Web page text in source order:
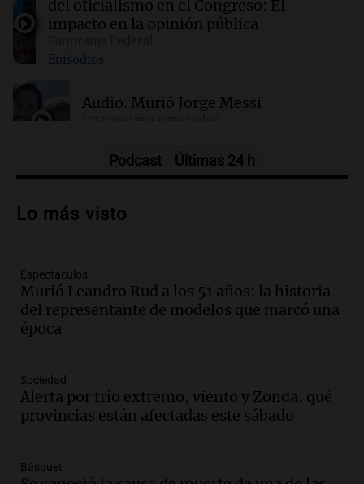
Investigan un asalto millonario a la
cooperativa Talamochita en Villa María
del oficialismo en el Congreso: El
impacto en la opinión pública
Episodios
Audio. Murió Jorge Messi
Audio.Mateo, a los 25 años, lucha
para poder seguir viviend
Audio.
de julio será menor al 2,9% registrado
en CABA
Una mañana para todos
Audio.
protocolo contra ciberbullying y
grooming en escuelas de Salta
Audio. Desayuno ideal: nutrición
Podcast Últimas 24 h
Lo más visto
Espectáculos
Murió Leandro Rud a los 51 años: la historia
del representante de modelos que marcó una
época
Sociedad
Alerta por frío extremo, viento y Zonda: qué
provincias están afectadas este sábado
Básquet